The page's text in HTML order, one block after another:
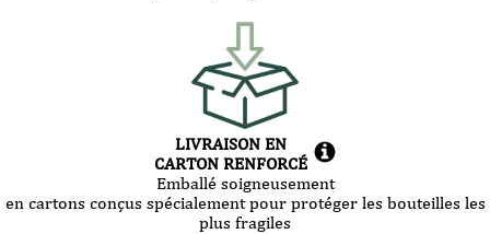
LIVRAISON EN
CARTON RENFORCÉ
Emballé soigneusement
en cartons conçus spécialement pour protéger les bouteilles les
plus fragiles